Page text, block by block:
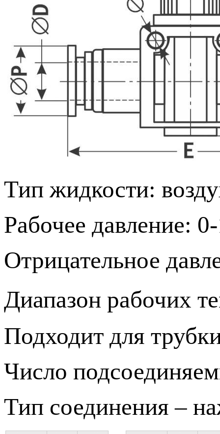
Тип жидкости:
Рабочее давление:
Отрицательное
Диапазон рабочих
Подходит для
Число
Тип соединения –